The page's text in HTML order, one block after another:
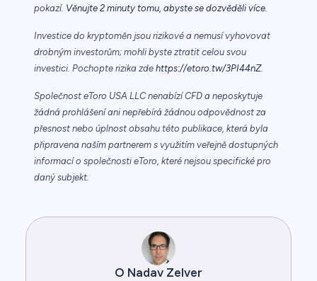
pokazí. Věnujte 2 minuty tomu, abyste se dozvěděli více.
Investice do kryptoměn jsou rizikové a nemusí vyhovovat
drobným investorům; mohli byste ztratit celou svou
investici. Pochopte rizika zde https://etoro.tw/3PI44nZ.
Společnost eToro USA LLC nenabízí CFD a neposkytuje
žádná prohlášení ani nepřebírá žádnou odpovědnost za
přesnost nebo úplnost obsahu této publikace, která byla
připravena naším partnerem s využitím veřejně dostupných
informací o společnosti eToro, které nejsou specifické pro
daný subjekt.
O Nadav Zelver